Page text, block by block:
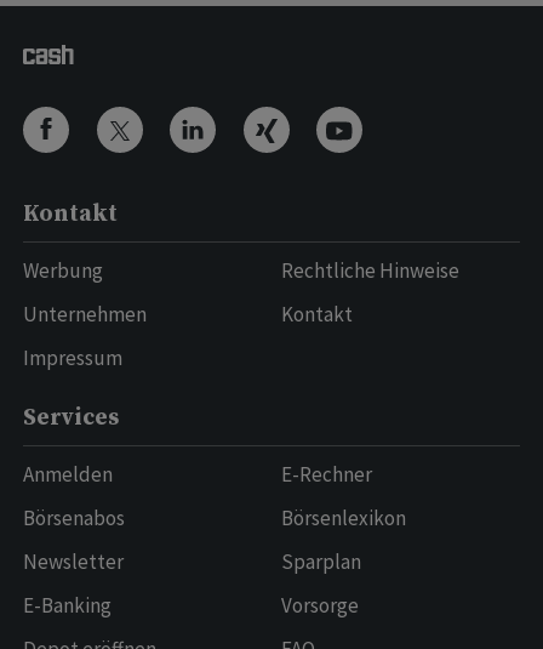
Kontakt
Werbung
Unternehmen
Impressum
Rechtliche Hinweise
Kontakt
Services
Anmelden
Börsenabos
Newsletter
E-Banking
E-Rechner
Börsenlexikon
Sparplan
Vorsorge